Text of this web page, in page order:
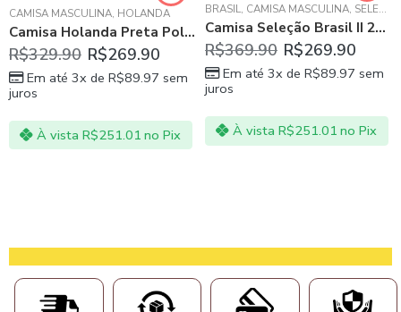
CAMISA MASCULINA, HOLANDA
Camisa Holanda Preta Polo Masculina 20/21
R$329.90 R$269.90
Em até 3x de R$89.97 sem
juros
À vista R$251.01 no Pix
BRASIL, CAMISA MASCULINA, SELEÇÕES DAS AMÉRICAS - SUL E NORTE
Camisa Seleção Brasil II 20/21 s/n° Torcedor Nike Masculina – Azul e amarelo
R$369.90 R$269.90
Em até 3x de R$89.97 sem
juros
À vista R$251.01 no Pix